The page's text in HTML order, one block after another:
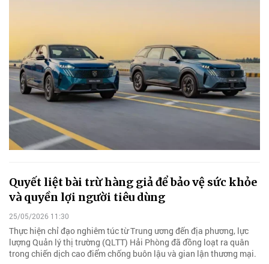
Quyết liệt bài trừ hàng giả để bảo vệ sức khỏe
và quyền lợi người tiêu dùng
25/05/2026 11:30
Thực hiện chỉ đạo nghiêm túc từ Trung ương đến địa phương, lực
lượng Quản lý thị trường (QLTT) Hải Phòng đã đồng loạt ra quân
trong chiến dịch cao điểm chống buôn lậu và gian lận thương mại.